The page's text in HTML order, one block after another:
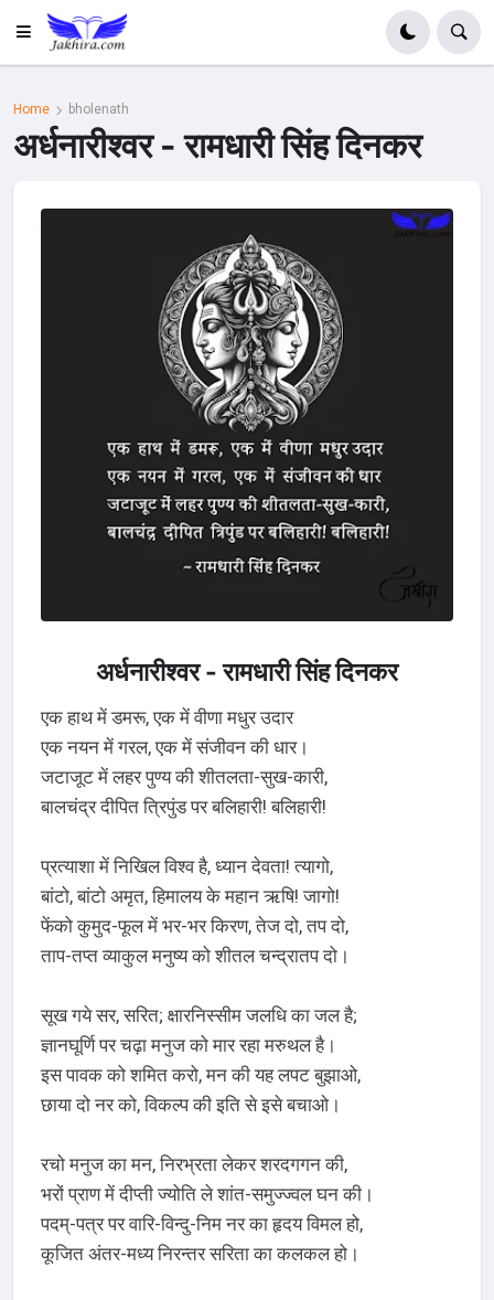
Home bholenath
अर्धनारीश्वर - रामधारी सिंह दिनकर
अर्धनारीश्वर - रामधारी सिंह दिनकर
एक हाथ में डमरू, एक में वीणा मधुर उदार
एक नयन में गरल, एक में संजीवन की धार।
जटाजूट में लहर पुण्य की शीतलता-सुख-कारी,
बालचंद्र दीपित त्रिपुंड पर बलिहारी! बलिहारी!
प्रत्याशा में निखिल विश्व है, ध्यान देवता! त्यागो,
बांटो, बांटो अमृत, हिमालय के महान ऋषि! जागो!
फेंको कुमुद-फूल में भर-भर किरण, तेज दो, तप दो,
ताप-तप्त व्याकुल मनुष्य को शीतल चन्द्रातप दो।
सूख गये सर, सरित; क्षारनिस्सीम जलधि का जल है;
ज्ञानघूर्णि पर चढ़ा मनुज को मार रहा मरुथल है।
इस पावक को शमित करो, मन की यह लपट बुझाओ,
छाया दो नर को, विकल्प की इति से इसे बचाओ।
रचो मनुज का मन, निरभ्रता लेकर शरदगगन की,
भरों प्राण में दीप्ती ज्योति ले शांत-समुज्ज्वल घन की।
पदम्-पत्र पर वारि-विन्दु-निम नर का हृदय विमल हो,
कूजित अंतर-मध्य निरन्तर सरिता का कलकल हो।